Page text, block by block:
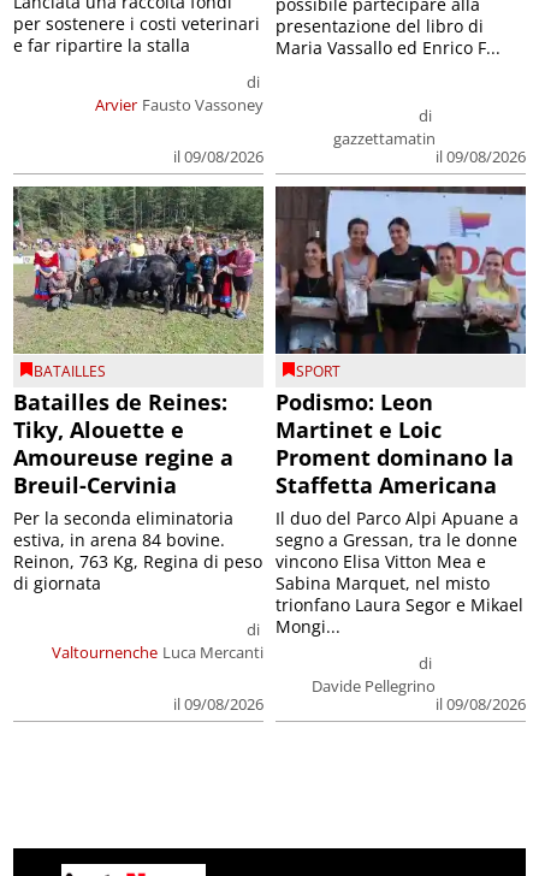
Arvier
di
Fausto Vassoney
il 09/08/2026
per sostenere i costi veterinari
e far ripartire la stalla
di
gazzettamatin
il 09/08/2026
possibile partecipare alla
presentazione del libro di
Maria Vassallo ed Enrico F...
BATAILLES
Batailles de Reines:
Tiky, Alouette e
Amoureuse regine a
Breuil-Cervinia
Valtournenche
di
Luca Mercanti
il 09/08/2026
Per la seconda eliminatoria
estiva, in arena 84 bovine.
Reinon, 763 Kg, Regina di peso
di giornata
SPORT
Podismo: Leon
Martinet e Loic
Proment dominano la
Staffetta Americana
di
Davide Pellegrino
il 09/08/2026
Il duo del Parco Alpi Apuane a
segno a Gressan, tra le donne
vincono Elisa Vitton Mea e
Sabina Marquet, nel misto
trionfano Laura Segor e Mikael
Mongi...